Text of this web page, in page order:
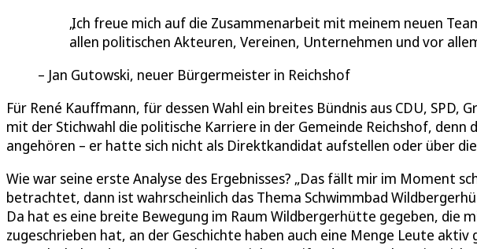
Ich freue mich auf die Zusammenarbeit mit meinem neuen
allen politischen Akteuren, Vereinen, Unternehmen und vor
Jan Gutowski, neuer Bürgermeister in Reichshof
Für René Kauffmann, für dessen Wahl ein breites Bündnis aus CDU, SPD,
mit der Stichwahl die politische Karriere in der Gemeinde Reichshof,
angehören – er hatte sich nicht als Direktkandidat aufstellen oder über
Wie war seine erste Analyse des Ergebnisses? „Das fällt mir im Moment
betrachtet, dann ist wahrscheinlich das Thema Schwimmbad
Da hat es eine breite Bewegung im Raum Wildbergerhütte gegeben, die
zugeschrieben hat, an der Geschichte haben auch eine Menge Leute